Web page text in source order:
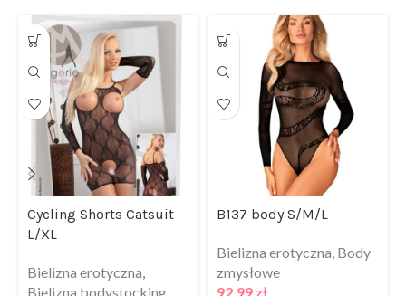
Cycling Shorts Catsuit
L/XL
Bielizna erotyczna
Bielizna bodystocking
B137 body S/M/L
Bielizna erotyczna
Body
zmysłowe
92,99
zł